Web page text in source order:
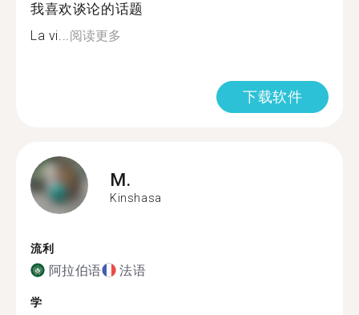
我喜欢谈论的话题
La vi...阅读更多
下载软件
M.
Kinshasa
流利
阿拉伯语 法语
学